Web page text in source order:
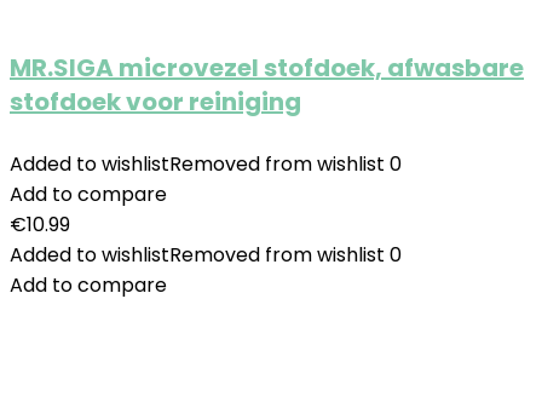
MR.SIGA microvezel stofdoek, afwasbare
stofdoek voor reiniging
Added to wishlistRemoved from wishlist 0
Add to compare
€10.99
Added to wishlistRemoved from wishlist 0
Add to compare